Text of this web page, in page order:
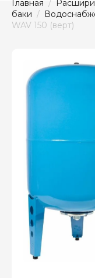
Главная /
баки /
WAV 150 (верт)